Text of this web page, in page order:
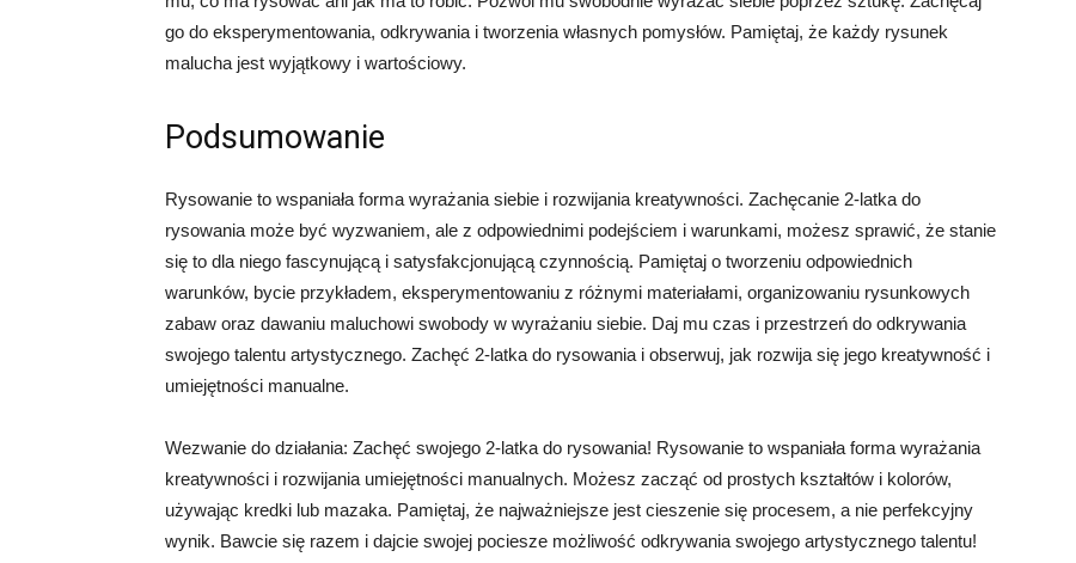
go do eksperymentowania, odkrywania i tworzenia własnych pomysłów. Pamiętaj, że każdy rysunek
malucha jest wyjątkowy i wartościowy.
Podsumowanie
Rysowanie to wspaniała forma wyrażania siebie i rozwijania kreatywności. Zachęcanie 2-latka do
rysowania może być wyzwaniem, ale z odpowiednimi podejściem i warunkami, możesz sprawić, że stanie
się to dla niego fascynującą i satysfakcjonującą czynnością. Pamiętaj o tworzeniu odpowiednich
warunków, bycie przykładem, eksperymentowaniu z różnymi materiałami, organizowaniu rysunkowych
zabaw oraz dawaniu maluchowi swobody w wyrażaniu siebie. Daj mu czas i przestrzeń do odkrywania
swojego talentu artystycznego. Zachęć 2-latka do rysowania i obserwuj, jak rozwija się jego kreatywność i
umiejętności manualne.
Wezwanie do działania: Zachęć swojego 2-latka do rysowania! Rysowanie to wspaniała forma wyrażania
kreatywności i rozwijania umiejętności manualnych. Możesz zacząć od prostych kształtów i kolorów,
używając kredki lub mazaka. Pamiętaj, że najważniejsze jest cieszenie się procesem, a nie perfekcyjny
wynik. Bawcie się razem i dajcie swojej pociesze możliwość odkrywania swojego artystycznego talentu!